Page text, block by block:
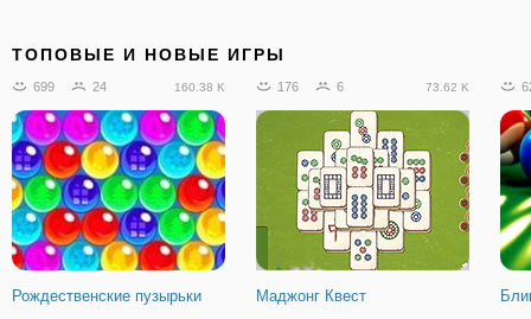
Гламурные Прически Барби Стрелков Казнь
ТОПОВЫЕ И НОВЫЕ ИГРЫ
699 24 160.38 K
Рождественские пузырьки
176 6 73.62 K
Маджонг Квест